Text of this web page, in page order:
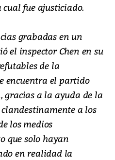
fue ajusticiado.
grabadas en un
el inspector Chen en su
de la
encuentra el partido
gracias a la ayuda de la
a los
los medios
que solo hayan
en realidad la